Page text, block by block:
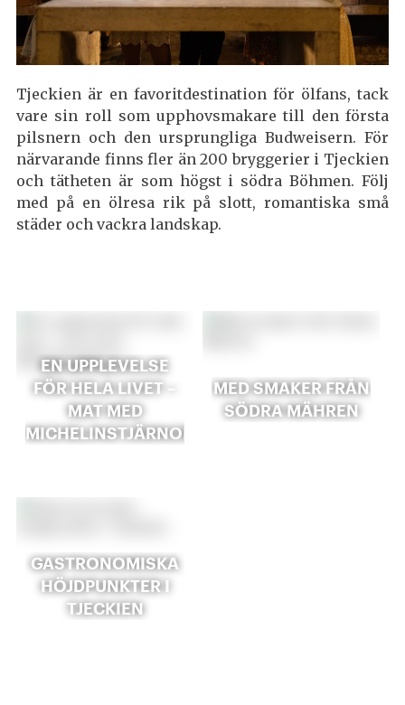
Tjeckien är en favoritdestination för ölfans, tack
vare sin roll som upphovsmakare till den första
pilsnern och den ursprungliga Budweisern. För
närvarande finns fler än 200 bryggerier i Tjeckien
och tätheten är som högst i södra Böhmen. Följ
med på en ölresa rik på slott, romantiska små
städer och vackra landskap.
EN UPPLEVELSE
FÖR HELA LIVET –
MAT MED
MICHELINSTJÄRNOR
MED SMAKER FRÅN
SÖDRA MÄHREN
GASTRONOMISKA
HÖJDPUNKTER I
TJECKIEN